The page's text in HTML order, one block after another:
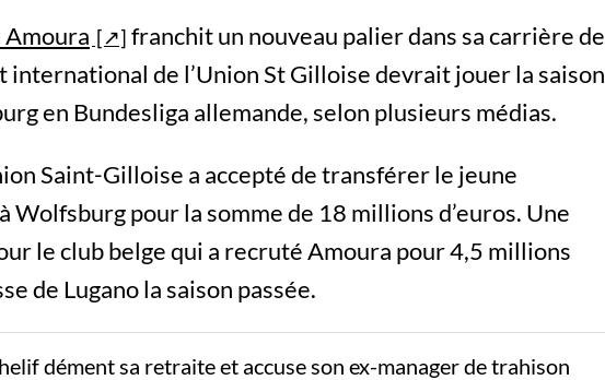
franchit un nouveau palier dans sa carrière de
international de l’Union St Gilloise devrait jouer la saison
en Bundesliga allemande, selon plusieurs médias.
Saint-Gilloise a accepté de transférer le jeune
Wolfsburg pour la somme de 18 millions d’euros. Une
le club belge qui a recruté Amoura pour 4,5 millions
de Lugano la saison passée.
dément sa retraite et accuse son ex-manager de trahison